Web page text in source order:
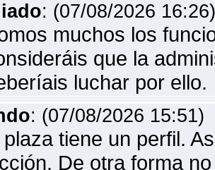
: (07/08/2026 16:26)
muchos los
que la
luchar por ello.
: (07/08/2026 15:51)
tiene un perfil.
De otra forma